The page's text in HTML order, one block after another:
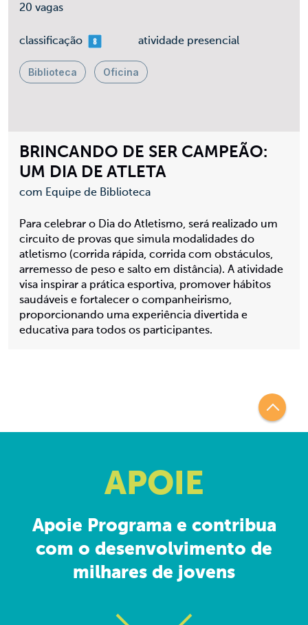
BRINCANDO DE SER CAMPEÃO:
UM DIA DE ATLETA
com Equipe de Biblioteca
Para celebrar o Dia do Atletismo, será realizado um
circuito de provas que simula modalidades do
atletismo (corrida rápida, corrida com obstáculos,
arremesso de peso e salto em distância). A atividade
visa inspirar a prática esportiva, promover hábitos
saudáveis e fortalecer o companheirismo,
proporcionando uma experiência divertida e
educativa para todos os participantes.
20 vagas
classificaçãomais 08 atividade presencial
Biblioteca Oficina
APOIE
Apoie Programa e contribua
com o desenvolvimento de
milhares de jovens